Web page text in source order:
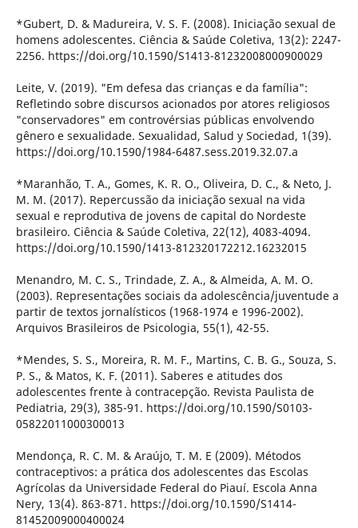
*Gubert, D. & Madureira, V. S. F. (2008). Iniciação sexual de
homens adolescentes. Ciência & Saúde Coletiva, 13(2): 2247-
2256. https://doi.org/10.1590/S1413-81232008000900029
Leite, V. (2019). "Em defesa das crianças e da família":
Refletindo sobre discursos acionados por atores religiosos
"conservadores" em controvérsias públicas envolvendo
gênero e sexualidade. Sexualidad, Salud y Sociedad, 1(39).
https://doi.org/10.1590/1984-6487.sess.2019.32.07.a
*Maranhão, T. A., Gomes, K. R. O., Oliveira, D. C., & Neto, J.
M. M. (2017). Repercussão da iniciação sexual na vida
sexual e reprodutiva de jovens de capital do Nordeste
brasileiro. Ciência & Saúde Coletiva, 22(12), 4083-4094.
https://doi.org/10.1590/1413-812320172212.16232015
Menandro, M. C. S., Trindade, Z. A., & Almeida, A. M. O.
(2003). Representações sociais da adolescência/juventude a
partir de textos jornalísticos (1968-1974 e 1996-2002).
Arquivos Brasileiros de Psicologia, 55(1), 42-55.
*Mendes, S. S., Moreira, R. M. F., Martins, C. B. G., Souza, S.
P. S., & Matos, K. F. (2011). Saberes e atitudes dos
adolescentes frente à contracepção. Revista Paulista de
Pediatria, 29(3), 385-91. https://doi.org/10.1590/S0103-
05822011000300013
Mendonça, R. C. M. & Araújo, T. M. E (2009). Métodos
contraceptivos: a prática dos adolescentes das Escolas
Agrícolas da Universidade Federal do Piauí. Escola Anna
Nery, 13(4). 863-871. https://doi.org/10.1590/S1414-
81452009000400024